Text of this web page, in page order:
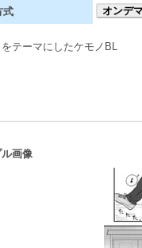
式 オンデ
をテーマにしたケモノBL
画像